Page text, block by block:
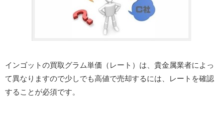
インゴットの買取グラム単価（レート）は、貴金属業者によっ
て異なりますので少しでも高値で売却するには、レートを確認
することが必須です。